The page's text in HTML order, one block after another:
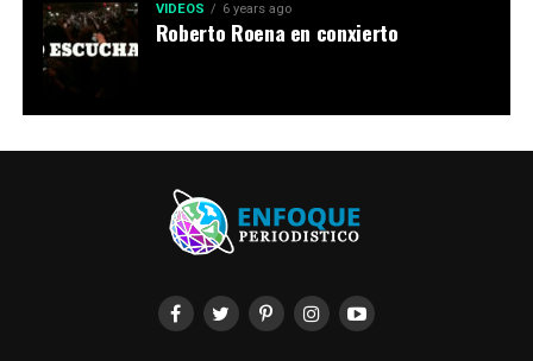
VIDEOS 6 years ago
Roberto Roena en conxierto